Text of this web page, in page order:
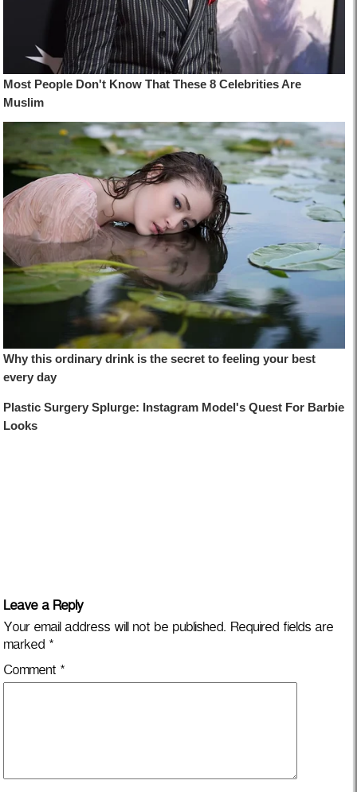
Leave a Reply
Your email address will not be published. Required fields are
marked *
Comment *